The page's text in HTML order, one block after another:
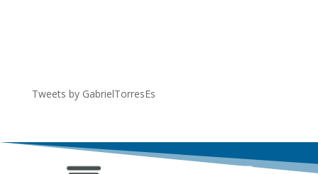
Tweets by GabrielTorresEs